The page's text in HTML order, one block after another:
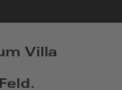
Villa